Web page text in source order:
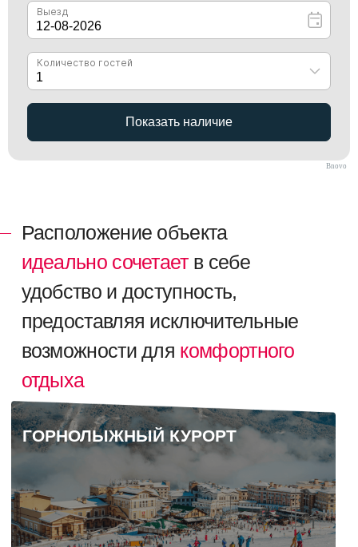
Bnovo
Не упустите свой шанс — бронируйте
сейчас, ведь цены не ждут, они лишь
+7
Нажимая кнопку «Оставить заявку», вы
соглашаетесь с условиямиполитики
конфиденциальности
Оставить заявку
УСПЕЙТЕ ДО
ПОВЫШЕНИЯ ЦЕН!